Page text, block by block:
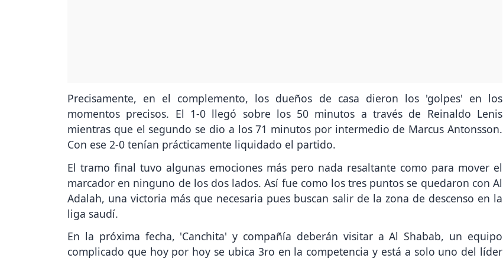
Precisamente, en el complemento, los dueños de casa dieron los 'golpes' en los
momentos precisos. El 1-0 llegó sobre los 50 minutos a través de Reinaldo Lenis
mientras que el segundo se dio a los 71 minutos por intermedio de Marcus Antonsson.
Con ese 2-0 tenían prácticamente liquidado el partido.
El tramo final tuvo algunas emociones más pero nada resaltante como para mover el
marcador en ninguno de los dos lados. Así fue como los tres puntos se quedaron con Al
Adalah, una victoria más que necesaria pues buscan salir de la zona de descenso en la
liga saudí.
En la próxima fecha, 'Canchita' y compañía deberán visitar a Al Shabab, un equipo
complicado que hoy por hoy se ubica 3ro en la competencia y está a solo uno del líder